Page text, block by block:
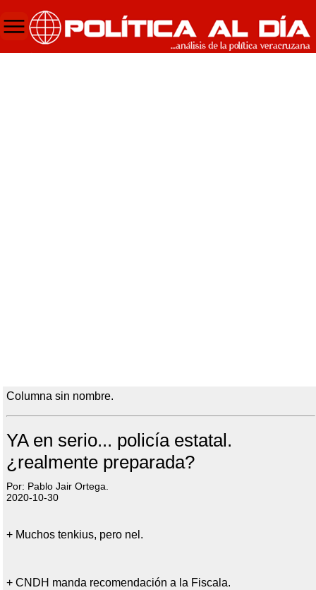
Columna sin nombre.
YA en serio... policía estatal.
¿realmente preparada?
Por: Pablo Jair Ortega.
2020-10-30
+ Muchos tenkius, pero nel.
+ CNDH manda recomendación a la Fiscala.